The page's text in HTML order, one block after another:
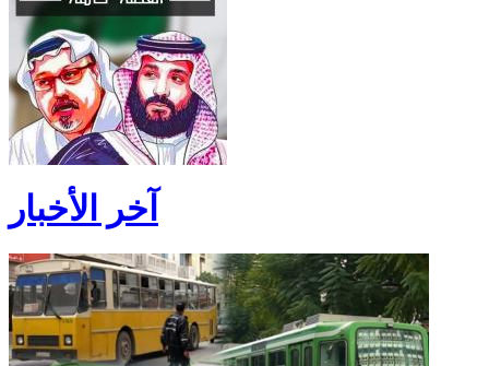
آخر الأخبار